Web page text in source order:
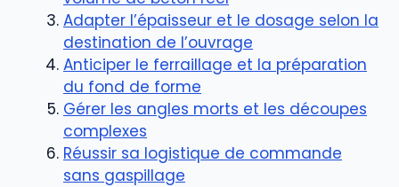
Adapter l’épaisseur et le dosage selon la
destination de l’ouvrage
Anticiper le ferraillage et la préparation
du fond de forme
Gérer les angles morts et les découpes
complexes
Réussir sa logistique de commande
sans gaspillage